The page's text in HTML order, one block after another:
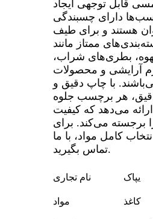
قابل توجهی ایجاد
دارای چسبندگی
هستند و برای طیف
ممتاز مانند
بطری‌های شراب،
آرایشی و محصولات
با چاپ دقیق و
هر برچسب جلوه
می‌دهد که کیفیت
می‌کند. برای
کامل مواد، با ما
تماس بگیرید.
نام تجاری یپاک
مواد کاغذ